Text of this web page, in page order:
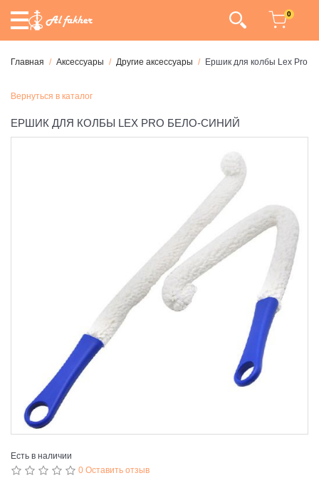
0
Главная Аксессуары Другие аксессуары Ершик для колбы Lex Pro
Вернуться в каталог
ЕРШИК ДЛЯ КОЛБЫ LEX PRO БЕЛО-СИНИЙ
Есть в наличии
0 Оставить отзыв